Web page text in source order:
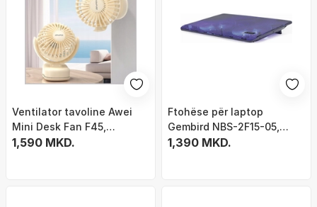
Ventilator tavoline Awei
Mini Desk Fan F45,
1200mAh, me kapëse, i
1,590 MKD.
Ftohëse për laptop
Gembird NBS-2F15-05,
15.6", 2 Ventilatorë, USB, e
1,390 MKD.